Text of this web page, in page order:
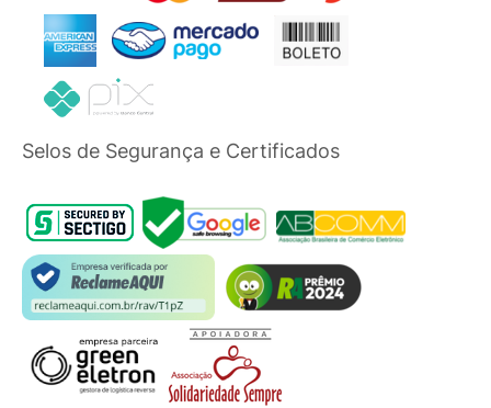
Selos de Segurança e Certificados